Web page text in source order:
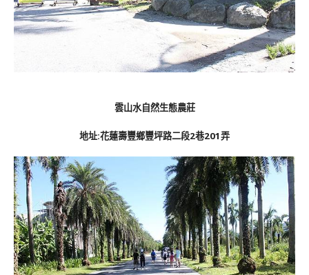
雲山水自然生態農莊
地址:花蓮壽豐鄉豐坪路二段2巷201弄